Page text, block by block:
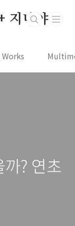
지니야
? 연초